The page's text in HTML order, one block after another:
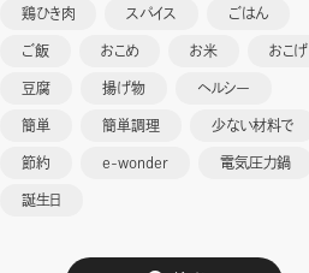
鶏ひき肉 スパイス ごはん
ご飯 おこめ お米 おこげ
豆腐 揚げ物 ヘルシー
簡単 簡単調理 少ない材料で
節約 e-wonder 電気圧力鍋
誕生日